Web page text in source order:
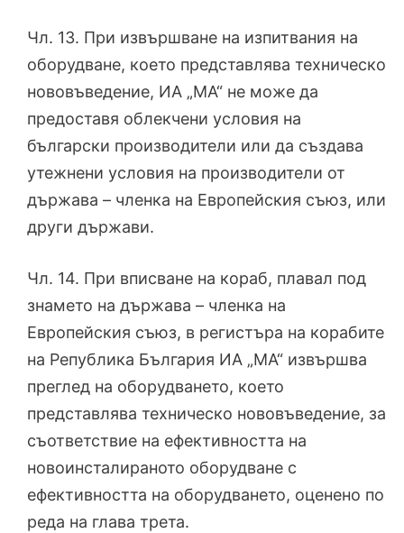
Чл. 13. При извършване на изпитвания на
оборудване, което представлява техническо
нововъведение, ИА „МА“ не може да
предоставя облекчени условия на
български производители или да създава
утежнени условия на производители от
държава – членка на Европейския съюз, или
други държави.
Чл. 14. При вписване на кораб, плавал под
знамето на държава – членка на
Европейския съюз, в регистъра на корабите
на Република България ИА „МА“ извършва
преглед на оборудването, което
представлява техническо нововъведение, за
съответствие на ефективността на
новоинсталираното оборудване с
ефективността на оборудването, оценено по
реда на глава трета.